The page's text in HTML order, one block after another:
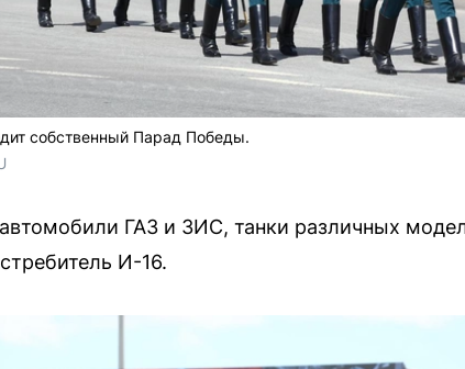
собственный Парад Победы.
ГАЗ и ЗИС, танки различных
И-16.